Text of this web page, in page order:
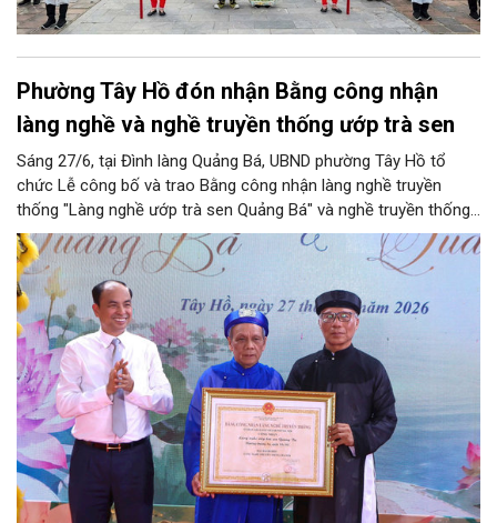
Phường Tây Hồ đón nhận Bằng công nhận
làng nghề và nghề truyền thống ướp trà sen
Sáng 27/6, tại Đình làng Quảng Bá, UBND phường Tây Hồ tổ
chức Lễ công bố và trao Bằng công nhận làng nghề truyền
thống "Làng nghề ướp trà sen Quảng Bá" và nghề truyền thống
"Nghề ướp trà sen Quảng An", gắn với các hoạt động quảng bá
văn hóa, du lịch hồ Tây năm 2026.